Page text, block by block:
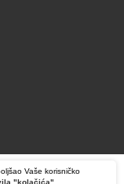
Vaše korisničko
"kolačića"